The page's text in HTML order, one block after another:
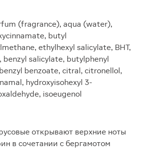
(fragrance), aqua (water),
butyl
ethylhexyl salicylate, BHT,
benzyl salicylate, butylphenyl
benzoate, citral, citronellol,
hydroxyisohexyl 3-
isoeugenol
открывают верхние ноты
в сочетании с бергамотом